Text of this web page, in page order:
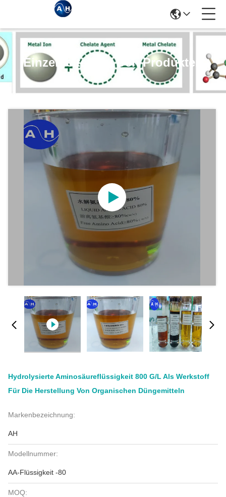
Einzelheiten Zu Den Produkten
Hydrolysierte Aminosäureflüssigkeit 800 G/l Als Werkstoff
Für Die Herstellung Von Organischen Düngemitteln
Markenbezeichnung:
AH
Modellnummer:
AA-Flüssigkeit -80
MOQ: